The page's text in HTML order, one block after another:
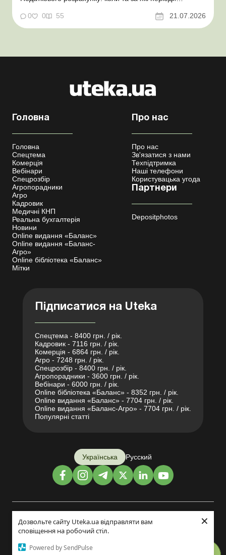
Дозвольте сайту Uteka.ua відправляти вам
сповіщення на робочий стіл.
Powered by SendPulse
×
відстрочки від призову під час мобілізації удосконалено
Кабмін утворив Координаційний центр з організації
бронювання військовозобов’язаних Верховна ...
0 0 55 21.07.2026
Головна
Головна
Спецтема
Комерція
Вебінари
Спецрозбір
Агропорадники
Агро
Кадровик
Медичні КНП
Реальна бухгалтерія
Новини
Online видання «Баланс»
Online видання «Баланс-
Агро»
Online бібліотека «Баланс»
Мітки
Про нас
Про нас
Зв'язатися з нами
Техпідтримка
Наші телефони
Користувацька угода
Партнери
Depositphotos
Підписатися на Uteka
Спецтема - 8400 грн. / рік.
Кадровик - 7116 грн. / рік.
Комерція - 6864 грн. / рік.
Агро - 7248 грн. / рік.
Спецрозбір - 8400 грн. / рік.
Агропорадники - 3600 грн. / рік.
Вебінари - 6000 грн. / рік.
Online бібліотека «Баланс» - 8352 грн. / рік.
Online видання «Баланс» - 7704 грн. / рік.
Online видання «Баланс-Агро» - 7704 грн. / рік.
Популярні статті
Українська Русский
Дизайн і розробка: